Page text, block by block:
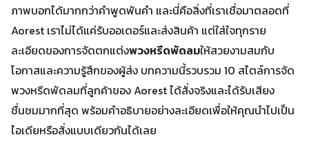
ภาพบอกได้มากกว่าคำพูดพันคำ และนี่คือสิ่งที่เราเชื่อมาตลอดที่
Aorest เราไม่ได้แค่รับออเดอร์และส่งสินค้า แต่ใส่ใจทุกราย
ละเอียดของการจัดตกแต่งพวงหรีดพัดลมให้สวยงามสมกับ
โอกาสและความรู้สึกของผู้ส่ง บทความนี้รวบรวม 10 สไตล์การจัด
พวงหรีดพัดลมที่ลูกค้าของ Aorest ได้สั่งจริงและได้รับเสียง
ชื่นชมมากที่สุด พร้อมคำอธิบายอย่างละเอียดเพื่อให้คุณนำไปเป็น
ไอเดียหรือสั่งแบบเดียวกันได้เลย